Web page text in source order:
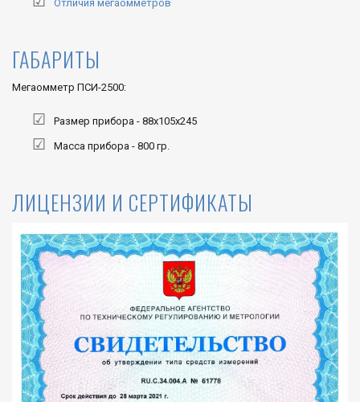
Отличия мегаомметров
ГАБАРИТЫ
Мегаомметр ПСИ-2500:
Размер прибора - 88х105х245
Масса прибора - 800 гр.
ЛИЦЕНЗИИ И СЕРТИФИКАТЫ